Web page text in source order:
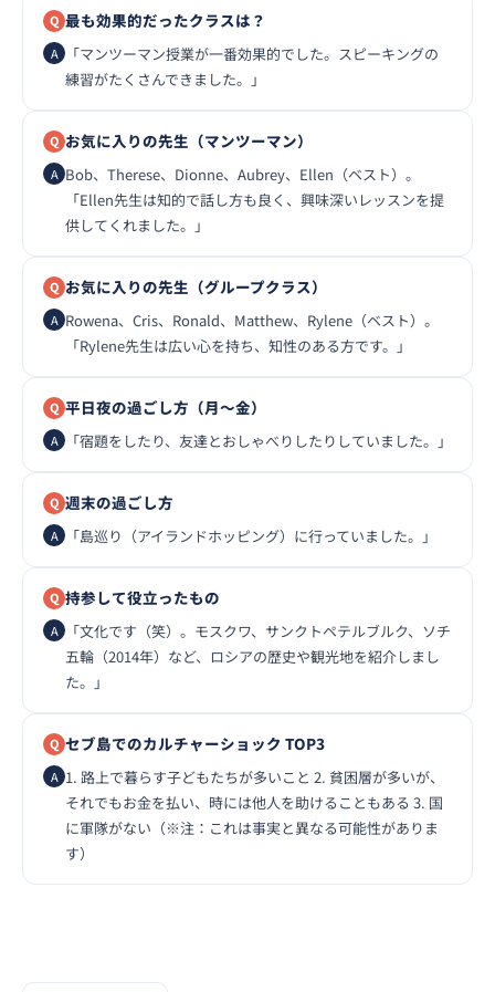
最も効果的だったクラスは？
「マンツーマン授業が一番効果的でした。スピーキングの
練習がたくさんできました。」
お気に入りの先生（マンツーマン）
Bob、Therese、Dionne、Aubrey、Ellen（ベスト）。
「Ellen先生は知的で話し方も良く、興味深いレッスンを提
供してくれました。」
お気に入りの先生（グループクラス）
Rowena、Cris、Ronald、Matthew、Rylene（ベスト）。
「Rylene先生は広い心を持ち、知性のある方です。」
平日夜の過ごし方（月〜金）
「宿題をしたり、友達とおしゃべりしたりしていました。」
週末の過ごし方
「島巡り（アイランドホッピング）に行っていました。」
持参して役立ったもの
「文化です（笑）。モスクワ、サンクトペテルブルク、ソチ
五輪（2014年）など、ロシアの歴史や観光地を紹介しまし
た。」
セブ島でのカルチャーショック TOP3
1. 路上で暮らす子どもたちが多いこと 2. 貧困層が多いが、
それでもお金を払い、時には他人を助けることもある 3. 国
に軍隊がない（※注：これは事実と異なる可能性がありま
す）